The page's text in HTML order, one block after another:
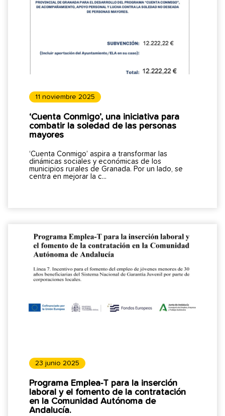
11 noviembre 2025
‘Cuenta Conmigo’, una iniciativa para
combatir la soledad de las personas
mayores
‘Cuenta Conmigo’ aspira a transformar las
dinámicas sociales y económicas de los
municipios rurales de Granada. Por un lado, se
centra en mejorar la c...
23 junio 2025
Programa Emplea-T para la inserción
laboral y el fomento de la contratación
en la Comunidad Autónoma de
Andalucía.